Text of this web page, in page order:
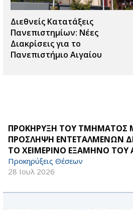
Διεθνείς Κατατάξεις
Πανεπιστημίων: Νέες
Διακρίσεις για το
Πανεπιστήμιο Αιγαίου
ΠΡΟΚΗΡΥΞΗ ΤΟΥ ΤΜΗΜΑΤΟΣ
ΠΡΟΣΛΗΨΗ ΕΝΤΕΤΑΛΜΕΝΩΝ
ΤΟ ΧΕΙΜΕΡΙΝΟ ΕΞΑΜΗΝΟ ΤΟΥ
Προκηρύξεις Θέσεων
28 Ιουλ 2026